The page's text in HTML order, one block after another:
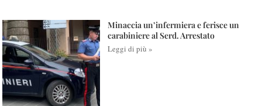
Minaccia un’infermiera e ferisce un
carabiniere al Serd. Arrestato
Leggi di più »